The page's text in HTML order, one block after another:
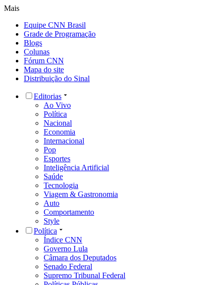
Auto
Comportamento
Política
Índice CNN
Governo Lula
Câmara dos Deputados
Supremo Tribunal Federal
Políticas Públicas
Nacional
Educação
Segurança
Clima
Meio Ambiente
Auxílio Brasil
São Paulo
Rio de Janeiro
Minas Gerais
Brasília
Economia
Mercado
Investimentos
Banco Central
Bolsa de Valores
Imposto de Renda
Finanças Pessoais
Loterias
Sustentabilidade